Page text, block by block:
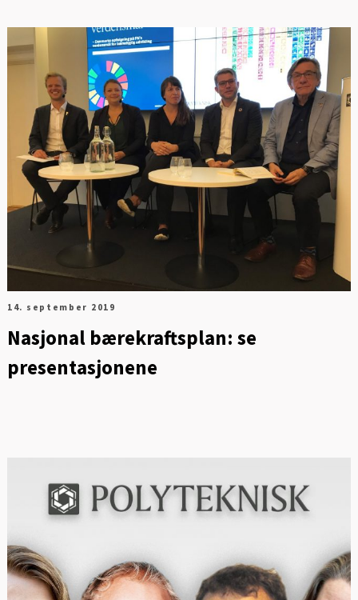
14. september 2019
Nasjonal bærekraftsplan: se
presentasjonene